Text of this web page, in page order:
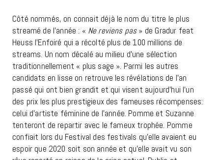
Côté nommés, on connait déjà le nom du titre le plus
streamé de l’année : « Ne reviens pas» de Gradur feat
Heuss l’Enfoiré qui a récolté plus de 100 millions de
streams. Un nom décalé au milieu d’une sélection
traditionnellement « plus sage ». Parmi les autres
candidats en lisse on retrouve les révélations de l’an
passé qui ont bien grandit et qui visent aujourd’hui l’un
des prix les plus prestigieux des fameuses récompenses:
celui d’artiste féminine de l’année. Pomme et Suzanne
tenteront de repartir avec le fameux trophée. Pomme
confiait lors du Festival des festivals qu’elle avaient eu
espoir que 2020 soit son année et qu’elle avait vu son